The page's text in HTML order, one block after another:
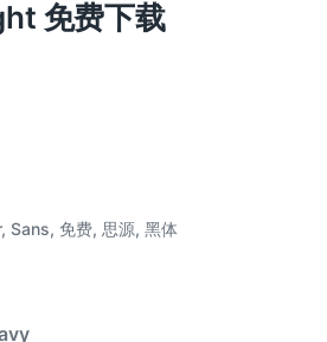
免费下载
, Sans, 免费, 思源, 黑体